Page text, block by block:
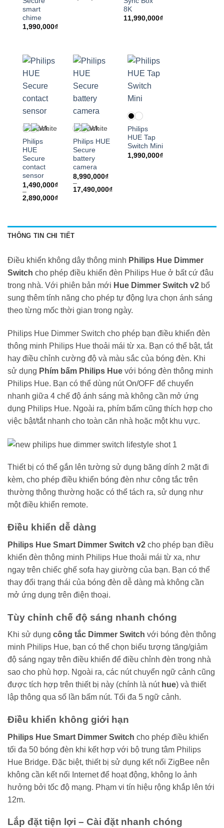
smart
chime
1,990,000₫
8K
11,990,000₫
Philips
HUE
Secure
contact
sensor
1,490,000₫
–
2,890,000₫Khoảng
2,890,000₫
Philips HUE
Secure
battery
camera
8,990,000₫
–
17,490,000₫Khoảng
Philips
HUE Tap
Switch Mini
1,990,000₫
THÔNG TIN CHI TIẾT
Điều khiển không dây thông minh Philips Hue Dimmer
Switch cho phép điều khiển đèn Philips Hue ở bất cứ đâu
trong nhà. Với phiên bản mới Hue Dimmer Switch v2 bổ
sung thêm tính năng cho phép tự động lựa chọn ánh sáng
theo từng mốc thời gian trong ngày.
Philips Hue Dimmer Switch cho phép bạn điều khiển đèn
thông minh Philips Hue thoải mái từ xa. Bạn có thể bật, tắt
hay điều chỉnh cường độ và màu sắc của bóng đèn. Khi
sử dụng Phím bấm Philips Hue với bóng đèn thông minh
Philips Hue. Bạn có thể dùng nút On/OFF để chuyển
nhanh giữa 4 chế độ ánh sáng mà không cần mở ứng
dụng Philips Hue. Ngoài ra, phím bấm cũng thích hợp cho
việc bật/tắt nhanh cho toàn căn nhà hoặc một khu vực.
Thiết bị có thể gắn lên tường sử dụng băng dính 2 mặt đi
kèm, cho phép điều khiển bóng đèn như công tắc trên
thường thông thường hoặc có thể tách ra, sử dụng như
một điều khiển remote.
Điều khiển dễ dàng
Philips Hue Smart Dimmer Switch v2 cho phép bạn điều
khiển đèn thông minh Philips Hue thoải mái từ xa, như
ngay trên chiếc ghế sofa hay giường của bạn. Bạn có thể
thay đổi trạng thái của bóng đèn dễ dàng mà không cần
mở ứng dụng trên điện thoại.
Tùy chỉnh chế độ sáng nhanh chóng
Khi sử dụng công tắc Dimmer Switch với bóng đèn thông
minh Philips Hue, bạn có thể chọn biểu tượng tăng/giảm
độ sáng ngay trên điều khiển để điều chỉnh đèn trong nhà
sao cho phù hợp. Ngoài ra, các nút chuyển ngữ cảnh cũng
được tích hợp trên thiết bị này (chính là nút hue) và thiết
lập thông qua số lần bấm nút. Tối đa 5 ngữ cảnh.
Điều khiển không giới hạn
Philips Hue Smart Dimmer Switch cho phép điều khiển
tối đa 50 bóng đèn khi kết hợp với bộ trung tâm Philips
Hue Bridge. Đặc biệt, thiết bị sử dụng kết nối ZigBee nên
không cần kết nối Internet để hoạt động, không lo ảnh
hưởng bởi tốc độ mạng. Phạm vi tín hiệu rộng khắp lên tới
12m.
Lắp đặt tiện lợi – Cài đặt nhanh chóng